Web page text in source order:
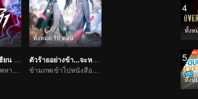
ฝืนชะตาท้าเป็นเซียน (พากย์ไทย)
พลิกฟ้าขึ้นเป็นเทพหาใช่เรื่องพิสดารไม่
ทั้งหมด 10 ตอน
ตัวร้ายอย่างข้า...จะหนีเอาตัวรอดยังไงดี
ข้ามภพเข้าไปหนังสือและเป็นนาง(นาย)ร้ายและโหดร้ายทารุณต่อพระเอก
4
ทั้งห
5
ทั้งห